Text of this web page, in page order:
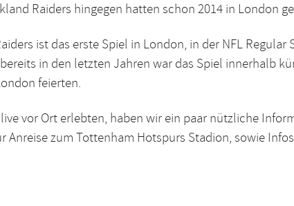
Raiders hingegen hatten schon 2014 in London
ist das erste Spiel in London, in der NFL Regular
in den letzten Jahren war das Spiel innerhalb
feierten.
vor Ort erlebten, haben wir ein paar nützliche
zum Tottenham Hotspurs Stadion, sowie